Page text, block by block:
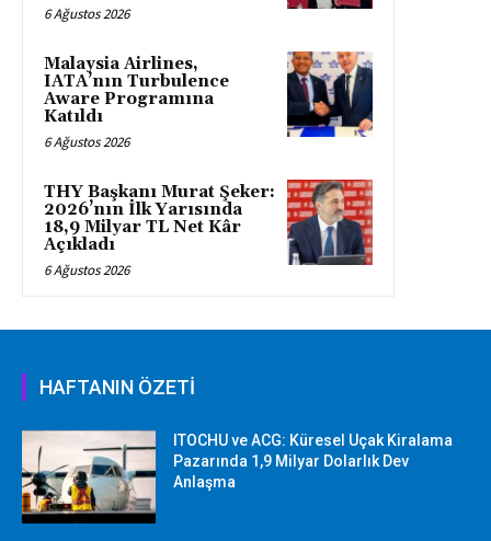
6 Ağustos 2026
Malaysia Airlines,
IATA’nın Turbulence
Aware Programına
Katıldı
6 Ağustos 2026
THY Başkanı Murat Şeker:
2026’nın İlk Yarısında
18,9 Milyar TL Net Kâr
Açıkladı
6 Ağustos 2026
HAFTANIN ÖZETİ
ITOCHU ve ACG: Küresel Uçak Kiralama
Pazarında 1,9 Milyar Dolarlık Dev
Anlaşma